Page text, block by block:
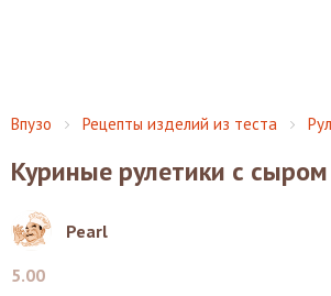
Впузо Рецепты изделий из теста
Куриные рулетики с сыром
Pearl
5.00